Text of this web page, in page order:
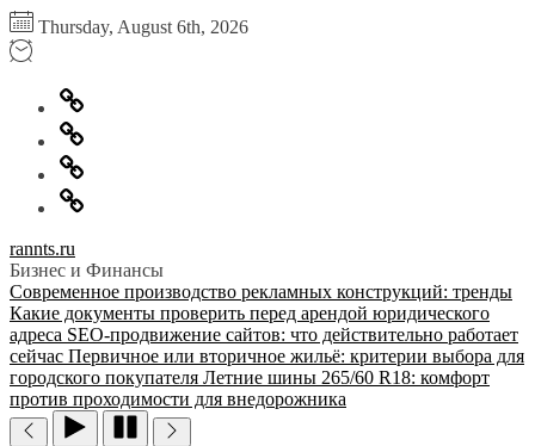
Перейти
к
содержимому
Thursday, August 6th, 2026
Главная
Информация
для
правообладателей
Обратная
связь
Политика
конфиденциальности
rannts.ru
Бизнес и Финансы
Современное производство рекламных конструкций: тренды
Какие документы проверить перед арендой юридического
адреса SEO-продвижение сайтов: что действительно работает
сейчас Первичное или вторичное жильё: критерии выбора для
городского покупателя Летние шины 265/60 R18: комфорт
против проходимости для внедорожника